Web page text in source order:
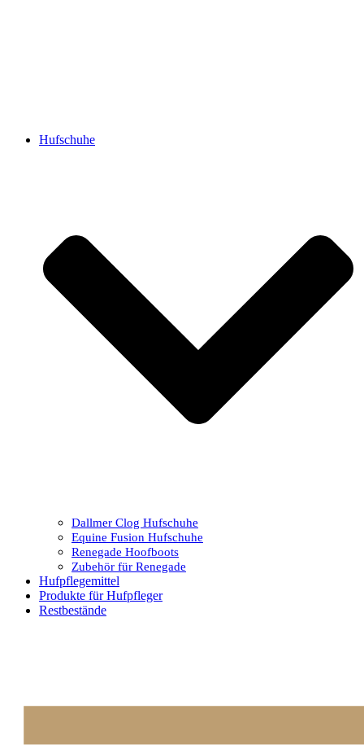
Hufschuhe
Dallmer Clog Hufschuhe
Equine Fusion Hufschuhe
Renegade Hoofboots
Zubehör für Renegade
Hufpflegemittel
Produkte für Hufpfleger
Restbestände